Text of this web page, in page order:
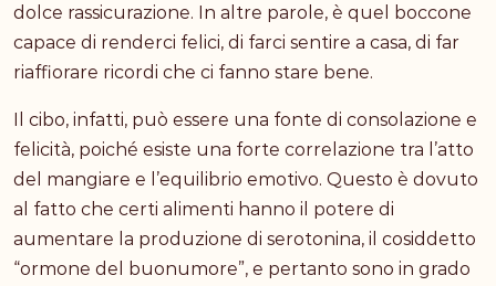
dolce rassicurazione. In altre parole, è quel boccone
capace di renderci felici, di farci sentire a casa, di far
riaffiorare ricordi che ci fanno stare bene.
Il cibo, infatti, può essere una fonte di consolazione e
felicità, poiché esiste una forte correlazione tra l’atto
del mangiare e l’equilibrio emotivo. Questo è dovuto
al fatto che certi alimenti hanno il potere di
aumentare la produzione di serotonina, il cosiddetto
“ormone del buonumore”, e pertanto sono in grado